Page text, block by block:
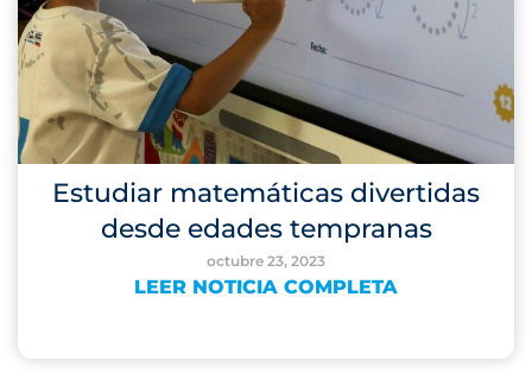
Estudiar matemáticas divertidas
desde edades tempranas
octubre 23, 2023
LEER NOTICIA COMPLETA